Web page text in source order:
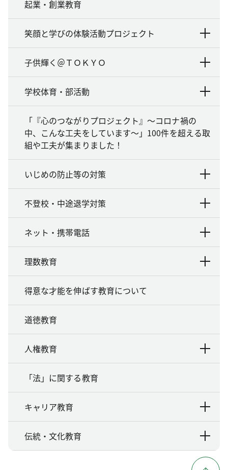
起業・創業教育
笑顔と学びの体験活動プロジェクト
子供輝く＠ＴＯＫＹＯ
学校体育・部活動
「『心のつながりプロジェクト』～コロナ禍の
中、こんな工夫をしています～」100件を超える取
組や工夫が集まりました！
いじめの防止等の対策
不登校・中途退学対策
ネット・携帯電話
理数教育
得意な才能を伸ばす教育について
道徳教育
人権教育
「法」に関する教育
キャリア教育
伝統・文化教育